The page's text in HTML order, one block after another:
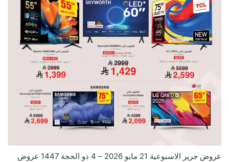
عروض جرير الاسبوعية 21 مايو 2026 – 4 ذو الحجة 1447 عروض